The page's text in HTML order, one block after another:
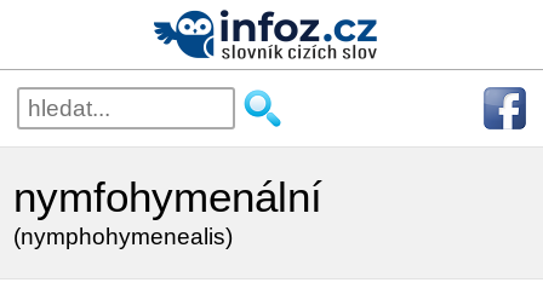
nymfohymenální
(nymphohymenealis)